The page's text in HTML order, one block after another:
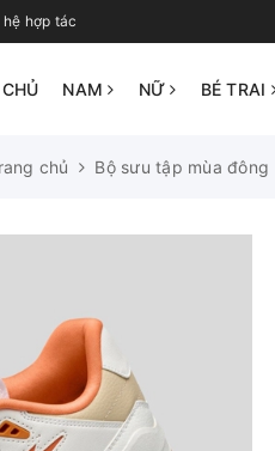
hệ hợp tác
NAM NỮ BÉ TRAI
chủ Bộ sưu tập mùa đông